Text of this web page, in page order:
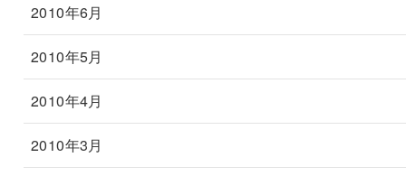
2010年6月
2010年5月
2010年4月
2010年3月